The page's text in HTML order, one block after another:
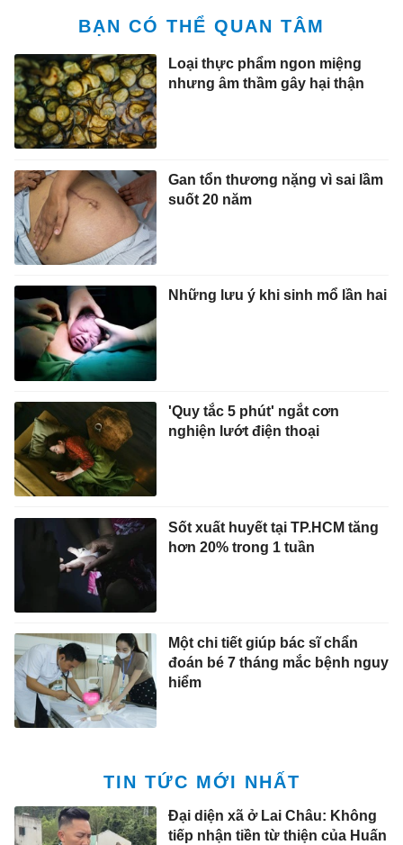
BẠN CÓ THỂ QUAN TÂM
Loại thực phẩm ngon miệng
nhưng âm thầm gây hại thận
Gan tổn thương nặng vì sai lầm
suốt 20 năm
Những lưu ý khi sinh mổ lần hai
'Quy tắc 5 phút' ngắt cơn
nghiện lướt điện thoại
Sốt xuất huyết tại TP.HCM tăng
hơn 20% trong 1 tuần
Một chi tiết giúp bác sĩ chẩn
đoán bé 7 tháng mắc bệnh nguy
hiểm
TIN TỨC MỚI NHẤT
Đại diện xã ở Lai Châu: Không
tiếp nhận tiền từ thiện của Huấn